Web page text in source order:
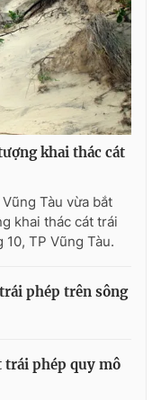
Nam
khai thác cát
Tàu vừa bắt
khai thác cát trái
TP Vũng Tàu.
phép trên sông
trái phép quy mô